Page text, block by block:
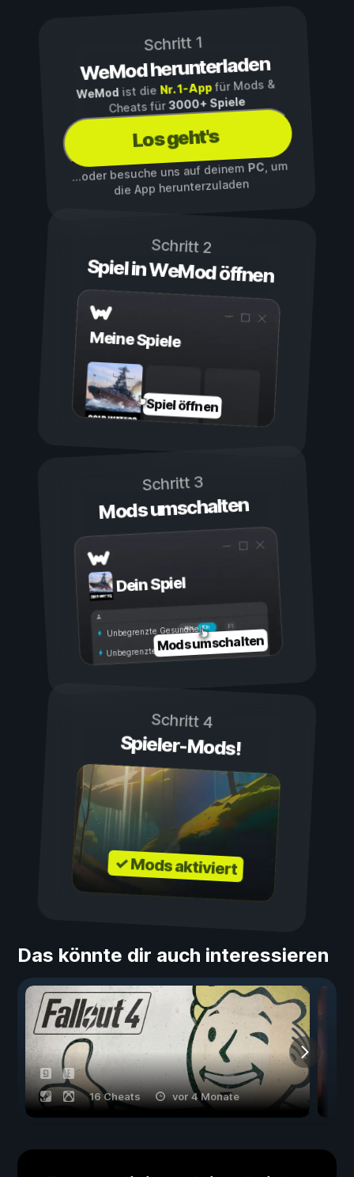
Schritt 1
WeMod herunterladen
WeMod ist die Nr. 1-Appfür Mods &
Cheats für3000+ Spiele
Los geht's
...oder besuche uns auf deinemPC, um
die App herunterzuladen
Schritt 2
Spiel in WeMod öffnen
Meine Spiele
Spiel öffnen
Schritt 3
Mods umschalten
Dein Spiel
Ein
Aus
Unbegrenzte Gesundheit
Unbegrenzte AusdauerMods umschalten
Schritt 4
Spieler-Mods!
✓ Mods aktiviert
Das könnte dir auch interessieren
16 Cheats vor 4 Monate